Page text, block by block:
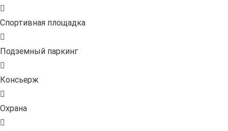
Спортивная площадка
Подземный паркинг
Консьерж
Охрана